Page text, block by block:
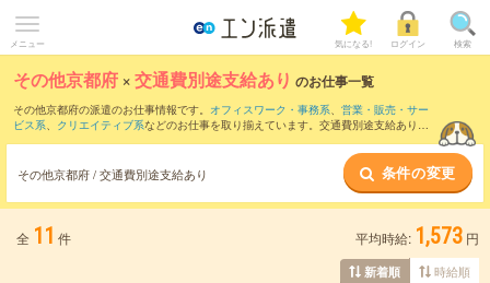
メニュー 気になる! ログイン 検索
その他京都府 ×交通費別途支給あり のお仕事一覧
その他京都府の派遣のお仕事情報です。 オフィスワーク・事務系、 営業・販売・サー
ビス系、 クリエイティブ系などのお仕事を取り揃えています。交通費別途支給ありの
その他京都府 / 交通費別途支給あり 条件の変更
全 11 件 平均時給: 1,573 円
新着順 時給順